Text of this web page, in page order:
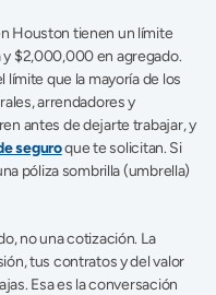
Houston tienen un límite
$2,000,000 en agregado.
límite que la mayoría de los
arrendadores y
antes de dejarte trabajar, y
seguro que te solicitan. Si
póliza sombrilla (umbrella)
no una cotización. La
tus contratos y del valor
Esa es la conversación